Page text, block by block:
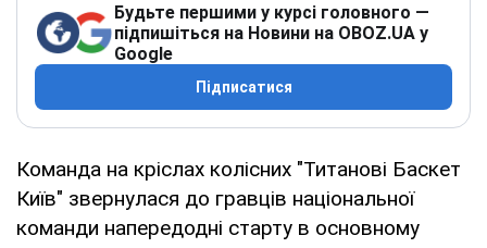
Будьте першими у курсі головного —
підпишіться на Новини на OBOZ.UA у
Google
Підписатися
Команда на кріслах колісних "Титанові Баскет
Київ" звернулася до гравців національної
команди напередодні старту в основному